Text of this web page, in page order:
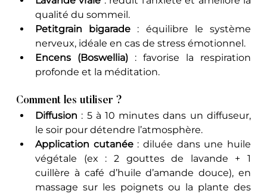
qualité du sommeil.
Petitgrain bigarade : équilibre le système
nerveux, idéale en cas de stress émotionnel.
Encens (Boswellia) : favorise la respiration
profonde et la méditation.
Comment les utiliser ?
Diffusion : 5 à 10 minutes dans un diffuseur,
le soir pour détendre l’atmosphère.
Application cutanée : diluée dans une huile
végétale (ex : 2 gouttes de lavande + 1
cuillère à café d’huile d’amande douce), en
massage sur les poignets ou la plante des